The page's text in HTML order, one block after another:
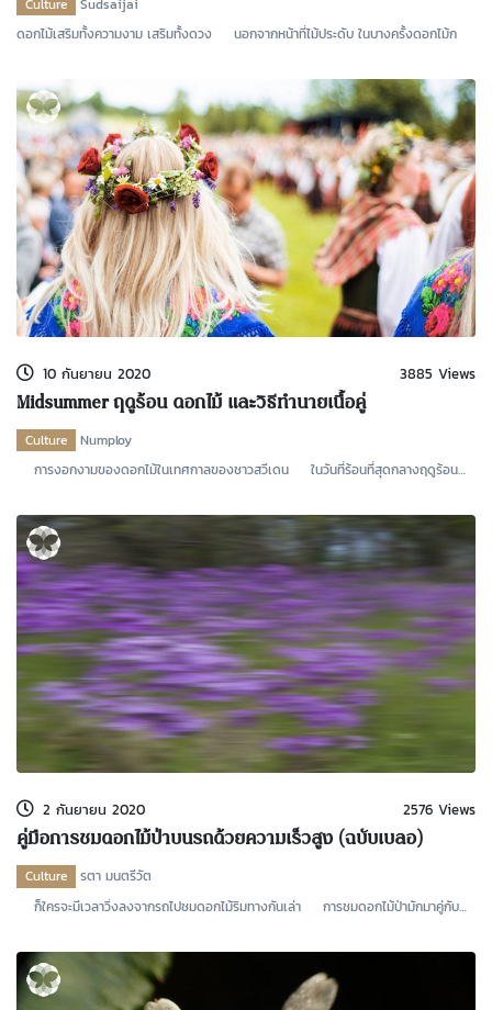
Culture
Sudsaijai
ดอกไม้เสริมทั้งความงาม เสริมทั้งดวง นอกจากหน้าที่ไม้ประดับ ในบางครั้งดอกไม้ก
10 กันยายน 2020 3885 Views
Midsummer ฤดูร้อน ดอกไม้ และวิธีทำนายเนื้อคู่
Culture
Numploy
การงอกงามของดอกไม้ในเทศกาลของชาวสวีเดน ในวันที่ร้อนที่สุดกลางฤดูร้อน
2 กันยายน 2020 2576 Views
คู่มือการชมดอกไม้ป่าบนรถด้วยความเร็วสูง (ฉบับเบลอ)
Culture
รตา มนตรีวัต
ก็ใครจะมีเวลาวิ่งลงจากรถไปชมดอกไม้ริมทางกันเล่า การชมดอกไม้ป่ามักมาคู่กับ